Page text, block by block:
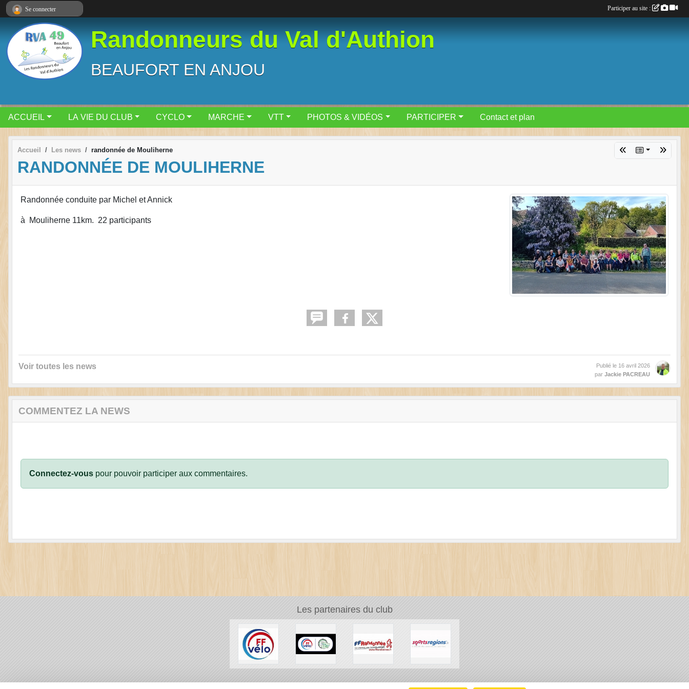
Randonneurs du Val d'Authion
BEAUFORT EN ANJOU
ACCUEIL LA VIE DU CLUB CYCLO MARCHE VTT PHOTOS & VIDÉOS PARTICIPER Contact et plan
Accueil Les news randonnée de Mouliherne
RANDONNÉE DE MOULIHERNE
Randonnée conduite par Michel et Annick
à Mouliherne 11km. 22 participants
Voir toutes les news Publié le 16 avril 2026
par Jackie PACREAU
COMMENTEZ LA NEWS
Connectez-vous pour pouvoir participer aux commentaires.
Les partenaires du club
Se connecter Participer au site :
Panneau de gestion des cookies